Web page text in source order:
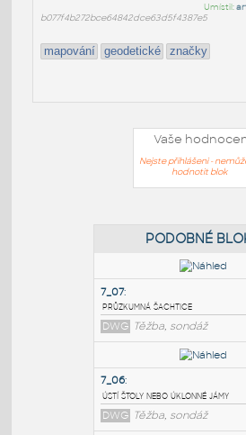
Umístil:
b077f4b272bce64842dce63d5f4387e5
mapování geodetické značky
Vaše
Nejste přihlášeni -
hodnotit blok